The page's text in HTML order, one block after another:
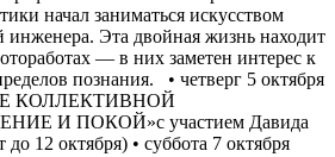
начал заниматься искусством
инженера. Эта двойная жизнь находит
— в них заметен интерес к
познания. • четверг 5 октября
КОЛЛЕКТИВНОЙ
И ПОКОЙ»с участием Давида
12 октября) • суббота 7 октября